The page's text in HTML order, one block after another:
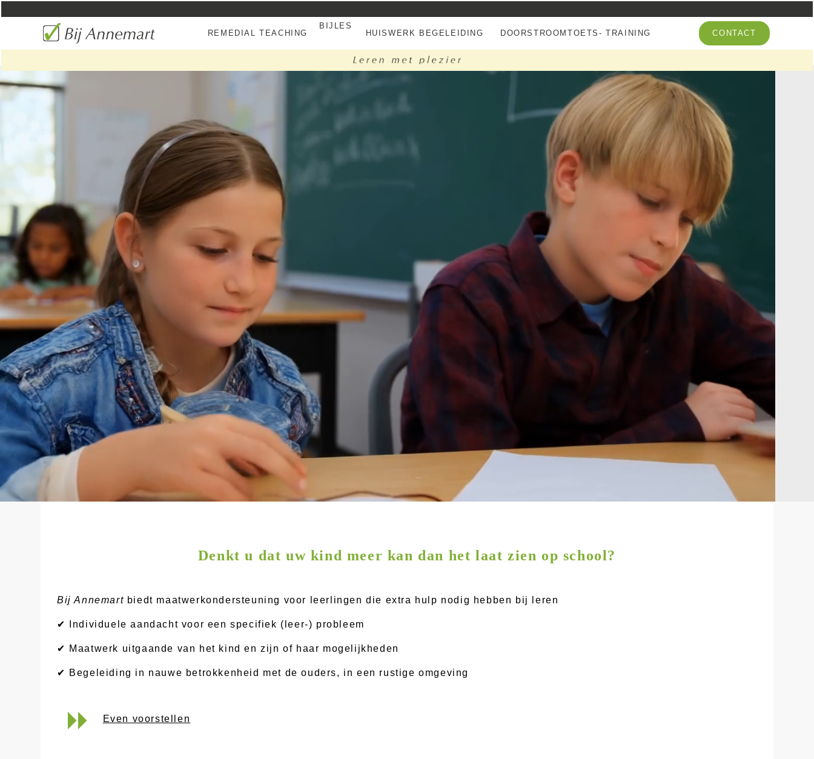
REMEDIAL TEACHING
BIJLES
HUISWERK BEGELEIDING
DOORSTROOMTOETS- TRAINING CONTACT
Denkt u dat uw kind meer kan dan het laat zien op school?
Bij Annemart biedt maatwerkondersteuning voor leerlingen die extra hulp nodig hebben bij leren
✔ Individuele aandacht voor een specifiek (leer-) probleem
✔ Maatwerk uitgaande van het kind en zijn of haar mogelijkheden
✔ Begeleiding in nauwe betrokkenheid met de ouders, in een rustige omgeving
Even voorstellen